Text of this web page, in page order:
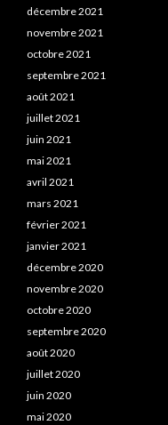
décembre 2021
novembre 2021
octobre 2021
septembre 2021
août 2021
juillet 2021
juin 2021
mai 2021
avril 2021
mars 2021
février 2021
janvier 2021
décembre 2020
novembre 2020
octobre 2020
septembre 2020
août 2020
juillet 2020
juin 2020
mai 2020